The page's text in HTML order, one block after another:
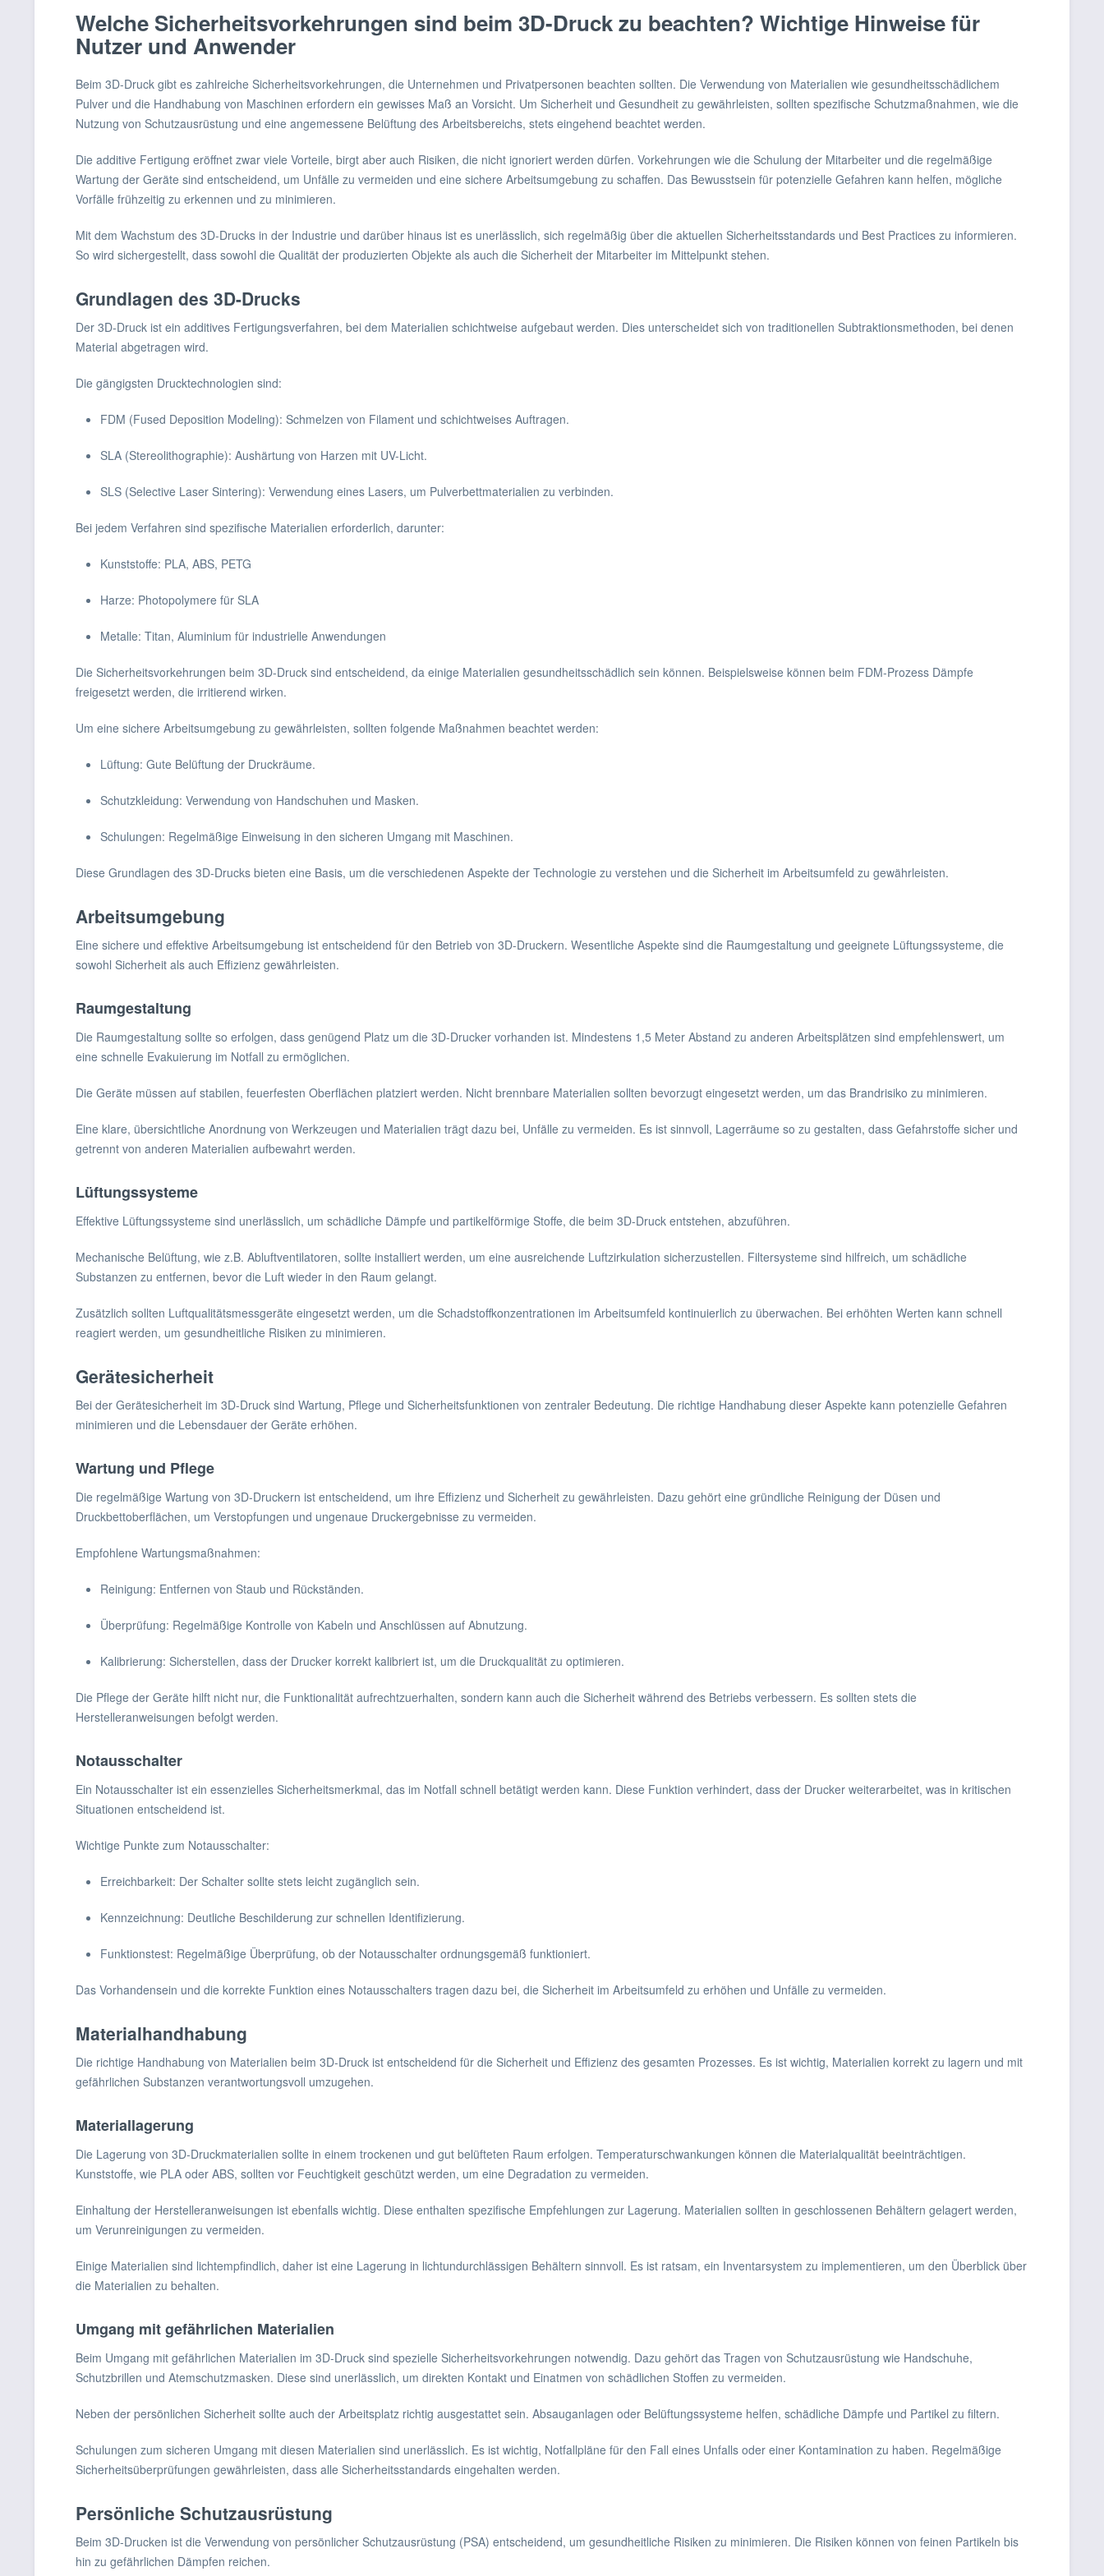
Welche Sicherheitsvorkehrungen sind beim 3D-Druck zu beachten? Wichtige Hinweise für
Nutzer und Anwender
Beim 3D-Druck gibt es zahlreiche Sicherheitsvorkehrungen, die Unternehmen und Privatpersonen beachten sollten. Die Verwendung von Materialien wie gesundheitsschädlichem
Pulver und die Handhabung von Maschinen erfordern ein gewisses Maß an Vorsicht. Um Sicherheit und Gesundheit zu gewährleisten, sollten spezifische Schutzmaßnahmen, wie die
Nutzung von Schutzausrüstung und eine angemessene Belüftung des Arbeitsbereichs, stets eingehend beachtet werden.
Die additive Fertigung eröffnet zwar viele Vorteile, birgt aber auch Risiken, die nicht ignoriert werden dürfen. Vorkehrungen wie die Schulung der Mitarbeiter und die regelmäßige
Wartung der Geräte sind entscheidend, um Unfälle zu vermeiden und eine sichere Arbeitsumgebung zu schaffen. Das Bewusstsein für potenzielle Gefahren kann helfen, mögliche
Vorfälle frühzeitig zu erkennen und zu minimieren.
Mit dem Wachstum des 3D-Drucks in der Industrie und darüber hinaus ist es unerlässlich, sich regelmäßig über die aktuellen Sicherheitsstandards und Best Practices zu informieren.
So wird sichergestellt, dass sowohl die Qualität der produzierten Objekte als auch die Sicherheit der Mitarbeiter im Mittelpunkt stehen.
Grundlagen des 3D-Drucks
Der 3D-Druck ist ein additives Fertigungsverfahren, bei dem Materialien schichtweise aufgebaut werden. Dies unterscheidet sich von traditionellen Subtraktionsmethoden, bei denen
Material abgetragen wird.
Die gängigsten Drucktechnologien sind:
FDM (Fused Deposition Modeling): Schmelzen von Filament und schichtweises Auftragen.
SLA (Stereolithographie): Aushärtung von Harzen mit UV-Licht.
SLS (Selective Laser Sintering): Verwendung eines Lasers, um Pulverbettmaterialien zu verbinden.
Bei jedem Verfahren sind spezifische Materialien erforderlich, darunter:
Kunststoffe: PLA, ABS, PETG
Harze: Photopolymere für SLA
Metalle: Titan, Aluminium für industrielle Anwendungen
Die Sicherheitsvorkehrungen beim 3D-Druck sind entscheidend, da einige Materialien gesundheitsschädlich sein können. Beispielsweise können beim FDM-Prozess Dämpfe
freigesetzt werden, die irritierend wirken.
Um eine sichere Arbeitsumgebung zu gewährleisten, sollten folgende Maßnahmen beachtet werden:
Lüftung: Gute Belüftung der Druckräume.
Schutzkleidung: Verwendung von Handschuhen und Masken.
Schulungen: Regelmäßige Einweisung in den sicheren Umgang mit Maschinen.
Diese Grundlagen des 3D-Drucks bieten eine Basis, um die verschiedenen Aspekte der Technologie zu verstehen und die Sicherheit im Arbeitsumfeld zu gewährleisten.
Arbeitsumgebung
Eine sichere und effektive Arbeitsumgebung ist entscheidend für den Betrieb von 3D-Druckern. Wesentliche Aspekte sind die Raumgestaltung und geeignete Lüftungssysteme, die
sowohl Sicherheit als auch Effizienz gewährleisten.
Raumgestaltung
Die Raumgestaltung sollte so erfolgen, dass genügend Platz um die 3D-Drucker vorhanden ist. Mindestens 1,5 Meter Abstand zu anderen Arbeitsplätzen sind empfehlenswert, um
eine schnelle Evakuierung im Notfall zu ermöglichen.
Die Geräte müssen auf stabilen, feuerfesten Oberflächen platziert werden. Nicht brennbare Materialien sollten bevorzugt eingesetzt werden, um das Brandrisiko zu minimieren.
Eine klare, übersichtliche Anordnung von Werkzeugen und Materialien trägt dazu bei, Unfälle zu vermeiden. Es ist sinnvoll, Lagerräume so zu gestalten, dass Gefahrstoffe sicher und
getrennt von anderen Materialien aufbewahrt werden.
Lüftungssysteme
Effektive Lüftungssysteme sind unerlässlich, um schädliche Dämpfe und partikelförmige Stoffe, die beim 3D-Druck entstehen, abzuführen.
Mechanische Belüftung, wie z.B. Abluftventilatoren, sollte installiert werden, um eine ausreichende Luftzirkulation sicherzustellen. Filtersysteme sind hilfreich, um schädliche
Substanzen zu entfernen, bevor die Luft wieder in den Raum gelangt.
Zusätzlich sollten Luftqualitätsmessgeräte eingesetzt werden, um die Schadstoffkonzentrationen im Arbeitsumfeld kontinuierlich zu überwachen. Bei erhöhten Werten kann schnell
reagiert werden, um gesundheitliche Risiken zu minimieren.
Gerätesicherheit
Bei der Gerätesicherheit im 3D-Druck sind Wartung, Pflege und Sicherheitsfunktionen von zentraler Bedeutung. Die richtige Handhabung dieser Aspekte kann potenzielle Gefahren
minimieren und die Lebensdauer der Geräte erhöhen.
Wartung und Pflege
Die regelmäßige Wartung von 3D-Druckern ist entscheidend, um ihre Effizienz und Sicherheit zu gewährleisten. Dazu gehört eine gründliche Reinigung der Düsen und
Druckbettoberflächen, um Verstopfungen und ungenaue Druckergebnisse zu vermeiden.
Empfohlene Wartungsmaßnahmen:
Reinigung: Entfernen von Staub und Rückständen.
Überprüfung: Regelmäßige Kontrolle von Kabeln und Anschlüssen auf Abnutzung.
Kalibrierung: Sicherstellen, dass der Drucker korrekt kalibriert ist, um die Druckqualität zu optimieren.
Die Pflege der Geräte hilft nicht nur, die Funktionalität aufrechtzuerhalten, sondern kann auch die Sicherheit während des Betriebs verbessern. Es sollten stets die
Herstelleranweisungen befolgt werden.
Notausschalter
Ein Notausschalter ist ein essenzielles Sicherheitsmerkmal, das im Notfall schnell betätigt werden kann. Diese Funktion verhindert, dass der Drucker weiterarbeitet, was in kritischen
Situationen entscheidend ist.
Wichtige Punkte zum Notausschalter:
Erreichbarkeit: Der Schalter sollte stets leicht zugänglich sein.
Kennzeichnung: Deutliche Beschilderung zur schnellen Identifizierung.
Funktionstest: Regelmäßige Überprüfung, ob der Notausschalter ordnungsgemäß funktioniert.
Das Vorhandensein und die korrekte Funktion eines Notausschalters tragen dazu bei, die Sicherheit im Arbeitsumfeld zu erhöhen und Unfälle zu vermeiden.
Materialhandhabung
Die richtige Handhabung von Materialien beim 3D-Druck ist entscheidend für die Sicherheit und Effizienz des gesamten Prozesses. Es ist wichtig, Materialien korrekt zu lagern und mit
gefährlichen Substanzen verantwortungsvoll umzugehen.
Materiallagerung
Die Lagerung von 3D-Druckmaterialien sollte in einem trockenen und gut belüfteten Raum erfolgen. Temperaturschwankungen können die Materialqualität beeinträchtigen.
Kunststoffe, wie PLA oder ABS, sollten vor Feuchtigkeit geschützt werden, um eine Degradation zu vermeiden.
Einhaltung der Herstelleranweisungen ist ebenfalls wichtig. Diese enthalten spezifische Empfehlungen zur Lagerung. Materialien sollten in geschlossenen Behältern gelagert werden,
um Verunreinigungen zu vermeiden.
Einige Materialien sind lichtempfindlich, daher ist eine Lagerung in lichtundurchlässigen Behältern sinnvoll. Es ist ratsam, ein Inventarsystem zu implementieren, um den Überblick über
die Materialien zu behalten.
Umgang mit gefährlichen Materialien
Beim Umgang mit gefährlichen Materialien im 3D-Druck sind spezielle Sicherheitsvorkehrungen notwendig. Dazu gehört das Tragen von Schutzausrüstung wie Handschuhe,
Schutzbrillen und Atemschutzmasken. Diese sind unerlässlich, um direkten Kontakt und Einatmen von schädlichen Stoffen zu vermeiden.
Neben der persönlichen Sicherheit sollte auch der Arbeitsplatz richtig ausgestattet sein. Absauganlagen oder Belüftungssysteme helfen, schädliche Dämpfe und Partikel zu filtern.
Schulungen zum sicheren Umgang mit diesen Materialien sind unerlässlich. Es ist wichtig, Notfallpläne für den Fall eines Unfalls oder einer Kontamination zu haben. Regelmäßige
Sicherheitsüberprüfungen gewährleisten, dass alle Sicherheitsstandards eingehalten werden.
Persönliche Schutzausrüstung
Beim 3D-Drucken ist die Verwendung von persönlicher Schutzausrüstung (PSA) entscheidend, um gesundheitliche Risiken zu minimieren. Die Risiken können von feinen Partikeln bis
hin zu gefährlichen Dämpfen reichen.